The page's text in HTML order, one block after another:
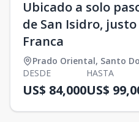
Ubicado a solo
de San Isidro,
Franca
Prado Oriental, Santo
DESDE
US$ 84,000
HASTA
US$